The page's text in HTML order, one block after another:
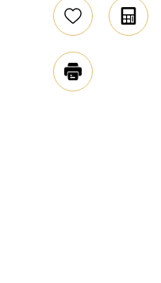
Plus d'infos
Imprimer